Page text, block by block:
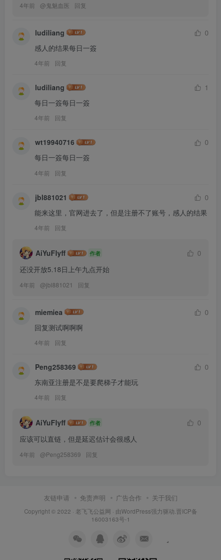
4年前 @鬼魅血医 回复
ludiliang
0
感人的结果每日一簽
4年前 回复
ludiliang
1
每日一簽每日一簽
4年前 回复
wt19940716
0
每日一簽每日一簽
4年前 回复
jbl881021
0
能来这里，官网进去了，但是注册不了账号，感人的结果
4年前 回复
AiYuFlyff 作者
0
还没开放5.18日上午九点开始
4年前 @jbl881021 回复
miemiea
0
回复测试啊啊啊
4年前 回复
Peng258369
0
东南亚注册是不是要爬梯子才能玩
4年前 回复
AiYuFlyff 作者
0
应该可以直链，但是延迟估计会很感人
4年前 @Peng258369 回复
友链申请 免责声明 广告合作 关于我们
Copyright © 2022 · 老飞飞公益网 · 由WordPress强力驱动. 晋ICP备
16003163号-1